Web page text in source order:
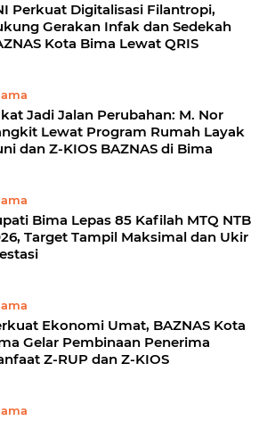
Perkuat Digitalisasi Filantropi,
Gerakan Infak dan Sedekah
Kota Bima Lewat QRIS
Jadi Jalan Perubahan: M. Nor
Lewat Program Rumah Layak
dan Z-KIOS BAZNAS di Bima
Bima Lepas 85 Kafilah MTQ NTB
Target Tampil Maksimal dan Ukir
Ekonomi Umat, BAZNAS Kota
Gelar Pembinaan Penerima
Z-RUP dan Z-KIOS